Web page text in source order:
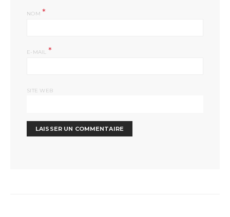
NOM *
E-MAIL *
SITE WEB